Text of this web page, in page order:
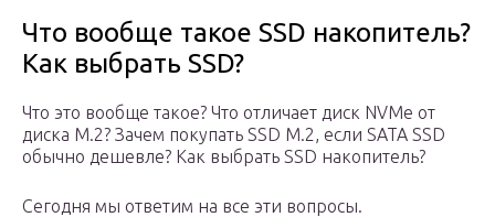
Что вообще такое SSD накопитель?
Как выбрать SSD?
Что это вообще такое? Что отличает диск NVMe от
диска M.2? Зачем покупать SSD M.2, если SATA SSD
обычно дешевле? Как выбрать SSD накопитель?
Сегодня мы ответим на все эти вопросы.